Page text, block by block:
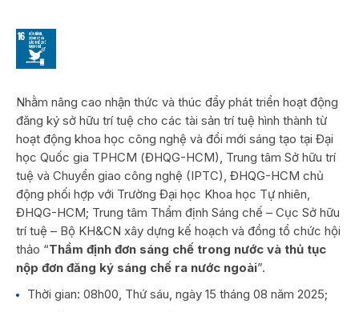
Nhằm nâng cao nhận thức và thúc đẩy phát triển hoạt động
đăng ký sở hữu trí tuệ cho các tài sản trí tuệ hình thành từ
hoạt động khoa học công nghệ và đổi mới sáng tạo tại Đại
học Quốc gia TPHCM (ĐHQG-HCM), Trung tâm Sở hữu trí
tuệ và Chuyển giao công nghệ (IPTC), ĐHQG-HCM chủ
động phối hợp với Trường Đại học Khoa học Tự nhiên,
ĐHQG-HCM; Trung tâm Thẩm định Sáng chế – Cục Sở hữu
trí tuệ – Bộ KH&CN xây dựng kế hoạch và đồng tổ chức hội
thảo “Thẩm định đơn sáng chế trong nước và thủ tục
nộp đơn đăng ký sáng chế ra nước ngoài”.
Thời gian: 08h00, Thứ sáu, ngày 15 tháng 08 năm 2025;